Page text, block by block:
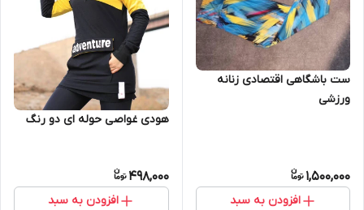
ست باشگاهی اقتصادی زنانه
ورزشی
1,500,000
افزودن به سبد
هودی غواصی حوله ای دو رنگ
498,000
افزودن به سبد